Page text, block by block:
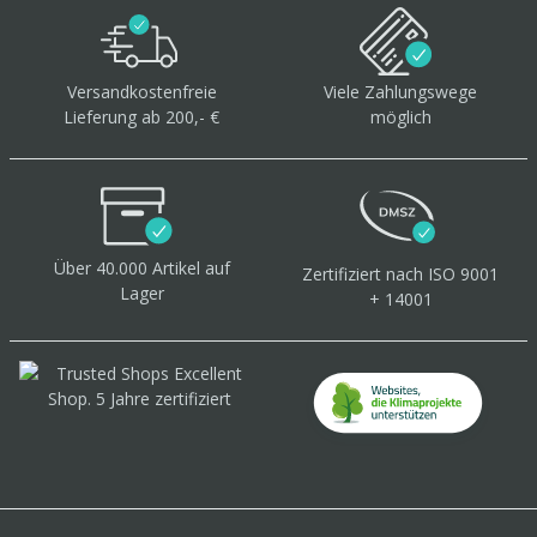
Versandkostenfreie
Lieferung ab 200,- €
Viele Zahlungswege
möglich
Über 40.000 Artikel auf
Lager
Zertifiziert nach ISO 9001
+ 14001